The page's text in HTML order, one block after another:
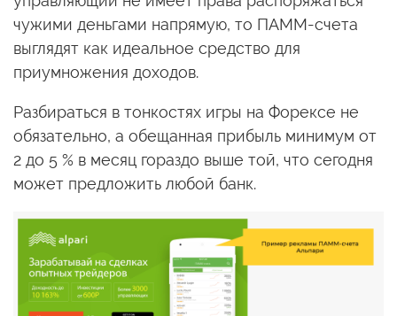
чужими деньгами напрямую, то ПАММ-счета
выглядят как идеальное средство для
приумножения доходов.
Разбираться в тонкостях игры на Форексе не
обязательно, а обещанная прибыль минимум от
2 до 5 % в месяц гораздо выше той, что сегодня
может предложить любой банк.